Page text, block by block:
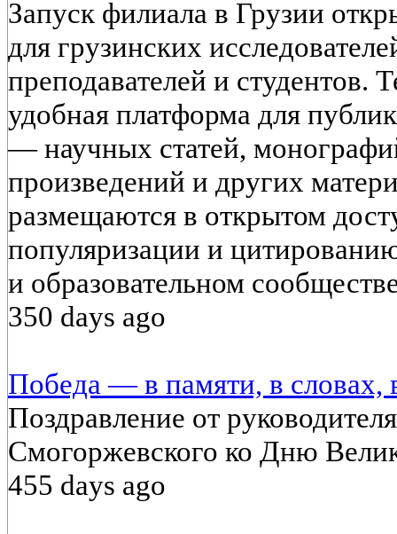
Запуск филиала в Грузии
для грузинских
преподавателей и студентов.
удобная платформа для
— научных статей,
произведений и других
размещаются в открытом
популяризации и
и образовательном
350 days ago
Победа — в памяти, в словах,
Поздравление от
Смогоржевского ко Дню
455 days ago